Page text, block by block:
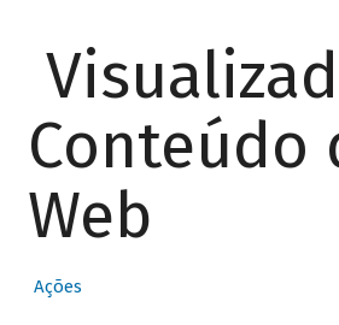
Conteúdo
Web
Ações